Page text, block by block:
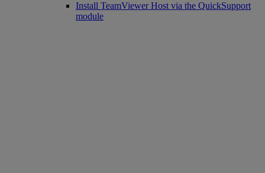
Install TeamViewer Host via the QuickSupport
module